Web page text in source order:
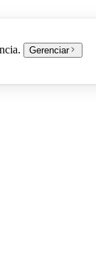
Gerenciar